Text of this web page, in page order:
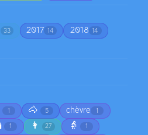
33 2017 14 2018 14
1 🐴 5 chèvre 1
1 👩 27 👵 1